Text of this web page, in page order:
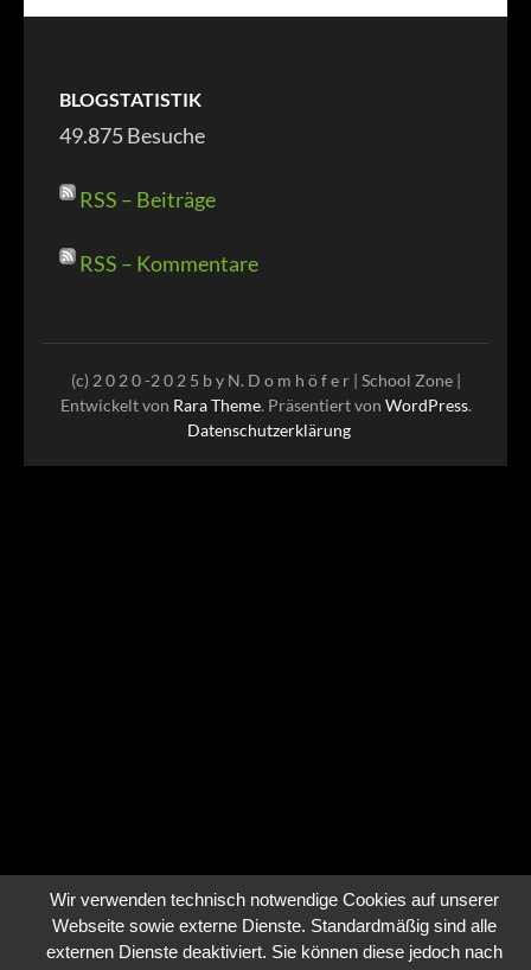
BLOGSTATISTIK
49.875 Besuche
RSS – Beiträge
RSS – Kommentare
(c) 2 0 2 0 -2 0 2 5 b y N. D o m h ö f e r | School Zone |
Entwickelt von Rara Theme. Präsentiert von WordPress.
Datenschutzerklärung
Wir verwenden technisch notwendige Cookies auf unserer
Webseite sowie externe Dienste. Standardmäßig sind alle
externen Dienste deaktiviert. Sie können diese jedoch nach